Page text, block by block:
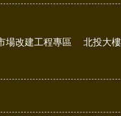
場改建工程專區 北投大